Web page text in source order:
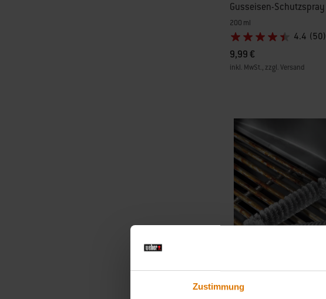
Zustimmung
Gusseisen-Schutzspray
200 ml
4.4 (50)
9,99 €
inkl. MwSt., zzgl. Versand